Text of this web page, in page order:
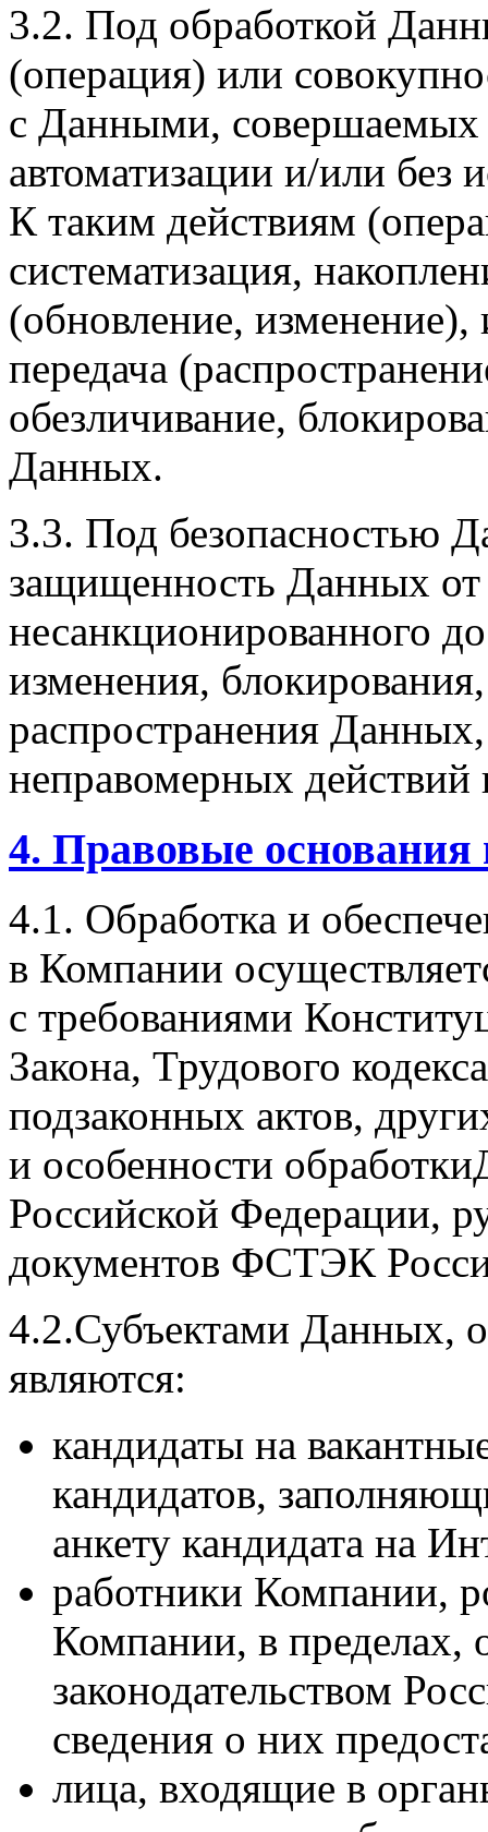
3.2. Под обработкой
(операция) или
с Данными, совершаемых
автоматизации и/или без
К таким действиям
систематизация,
(обновление, изменение),
передача
обезличивание,
Данных.
3.3. Под безопасностью
защищенность Данных
несанкционированного
изменения,
распространения
неправомерных
4. Правовые
4.1. Обработка и
в Компании
с требованиями
Закона, Трудового
подзаконных актов,
и особенности
Российской Федерации,
документов ФСТЭК
4.2.Субъектами Данных,
являются:
кандидаты на
кандидатов,
анкету кандидата на
работники Компании,
Компании, в пределах,
законодательством
сведения о них
лица, входящие в